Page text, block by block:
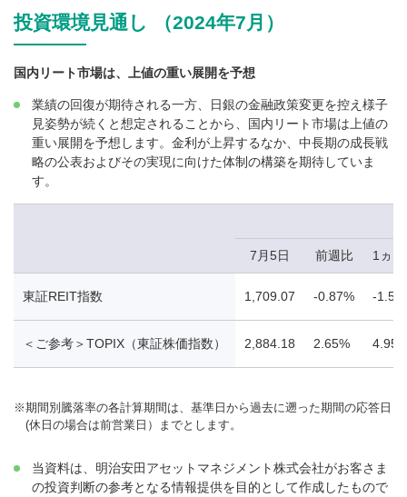
投資環境見通し （2024年7月）
国内リート市場は、上値の重い展開を予想
業績の回復が期待される一方、日銀の金融政策変更を控え様子
見姿勢が続くと想定されることから、国内リート市場は上値の
重い展開を予想します。金利が上昇するなか、中長期の成長戦
略の公表およびその実現に向けた体制の構築を期待していま
す。
7月5日 前週比 1ヵ
東証REIT指数 1,709.07 -0.87% -
＜ご参考＞TOPIX（東証株価指数） 2,884.18 2.65%
※期間別騰落率の各計算期間は、基準日から過去に遡った期間の応答日
(休日の場合は前営業日）までとします。
当資料は、明治安田アセットマネジメント株式会社がお客さま
の投資判断の参考となる情報提供を目的として作成したもので